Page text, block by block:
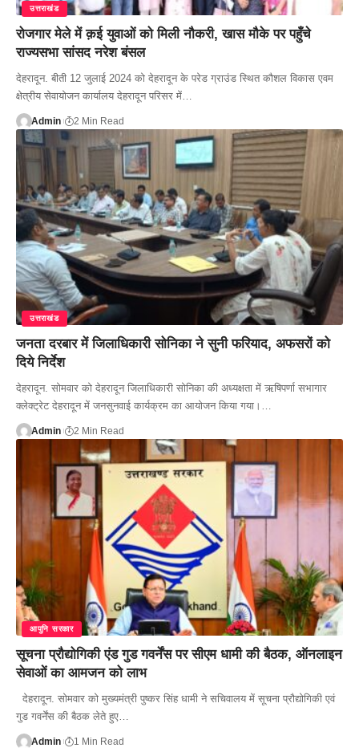
उत्तराखंड
रोजगार मेले में क़ई युवाओं को मिली नौकरी, खास मौके पर पहुँचे
राज्यसभा सांसद नरेश बंसल
देहरादून. बीती 12 जुलाई 2024 को देहरादून के परेड ग्राउंड स्थित कौशल विकास एवम
क्षेत्रीय सेवायोजन कार्यालय देहरादून परिसर में…
Admin 2 Min Read
उत्तराखंड
जनता दरबार में जिलाधिकारी सोनिका ने सुनी फरियाद, अफसरों को
दिये निर्देश
देहरादून. सोमवार को देहरादून जिलाधिकारी सोनिका की अध्यक्षता में ऋषिपर्णा सभागार
क्लेक्ट्रेट देहरादून में जनसुनवाई कार्यक्रम का आयोजन किया गया।…
Admin 2 Min Read
आपुनि सरकार
सूचना प्रौद्योगिकी एंड गुड गवर्नेंस पर सीएम धामी की बैठक, ऑनलाइन
सेवाओं का आमजन को लाभ
देहरादून. सोमवार को मुख्यमंत्री पुष्कर सिंह धामी ने सचिवालय में सूचना प्रौद्योगिकी एवं
गुड गवर्नेंस की बैठक लेते हुए…
Admin 1 Min Read